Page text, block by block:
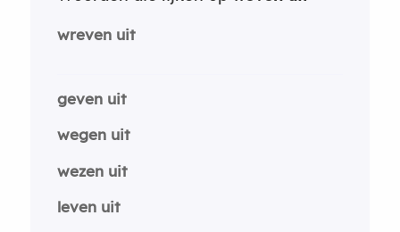
wreven uit
geven uit
wegen uit
wezen uit
leven uit